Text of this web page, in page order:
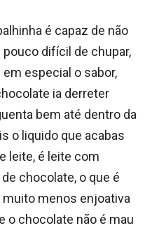
é capaz de não
difícil de chupar,
especial o sabor,
ia derreter
bem até dentro da
o liquido que acabas
leite, é leite com
chocolate, o que é
menos enjoativa
o chocolate não é mau